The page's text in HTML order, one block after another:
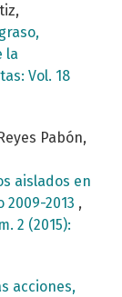
la
Vol. 18
Pabón,
aislados en
2013 ,
2 (2015):
acciones,